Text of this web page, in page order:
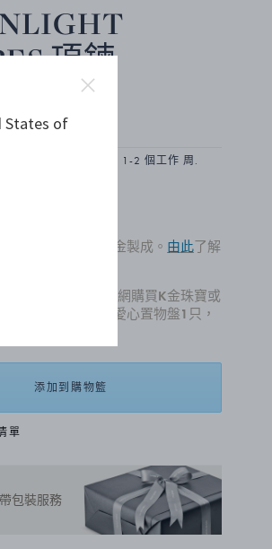
項鍊
在地不同，配送時間約 1-2 個工作 周.
設計均以再生 18K 金製成。 由此了解
日起至31號止，官網購買K金珠寶或
，即贈品牌經典愛心置物盤1只，
添加到購物籃
單
包裝服務
States of